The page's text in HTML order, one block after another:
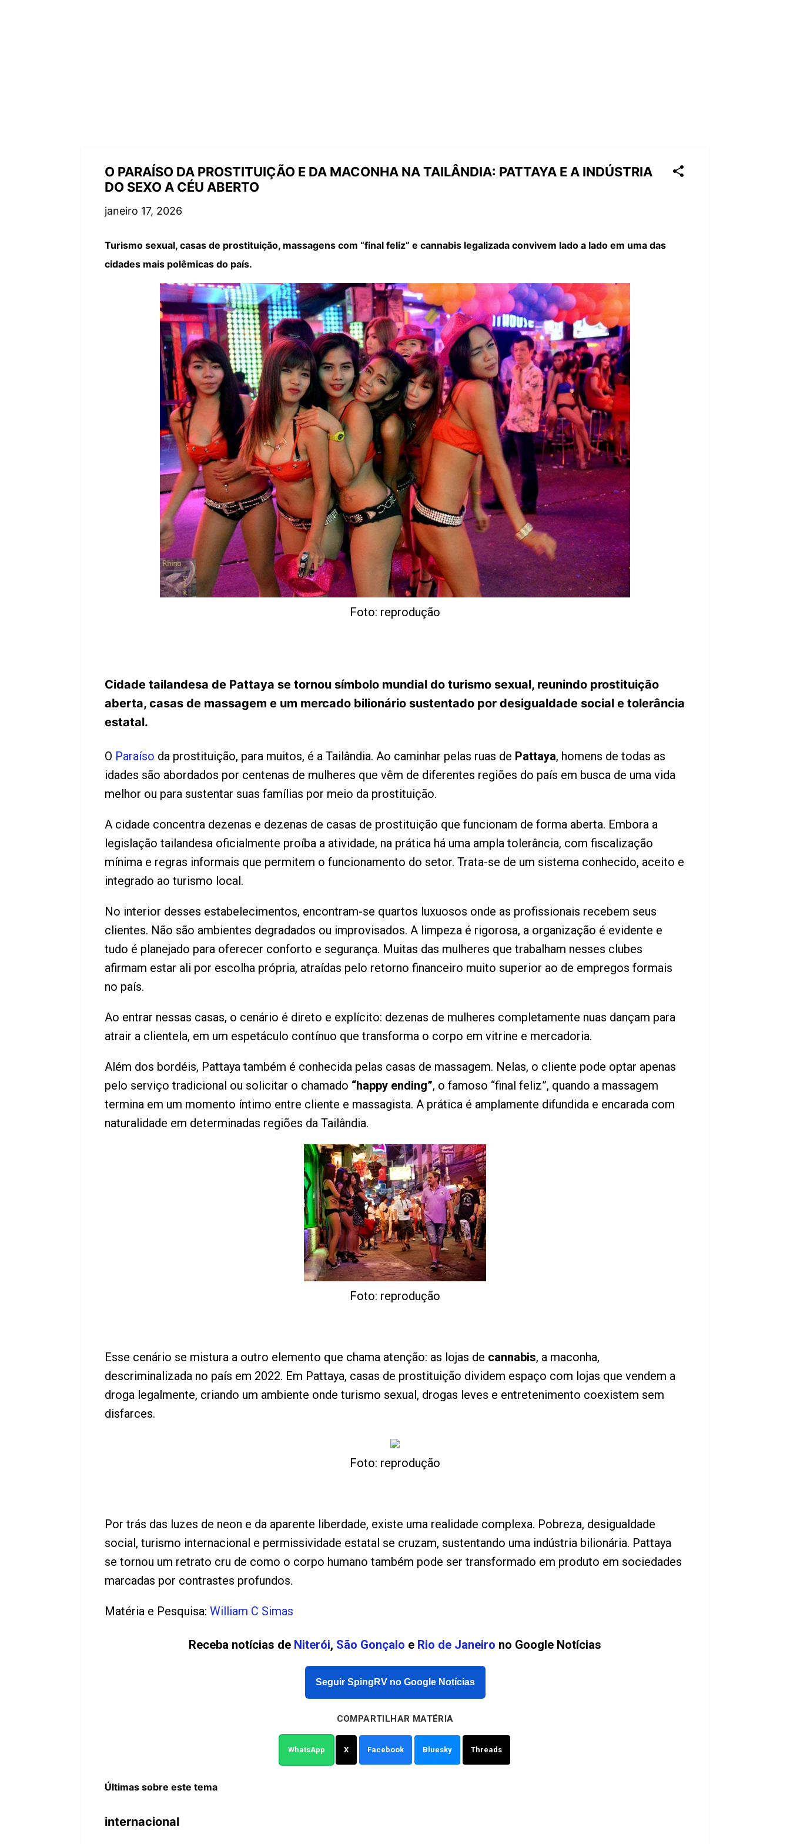
O PARAÍSO DA PROSTITUIÇÃO E DA MACONHA NA TAILÂNDIA: PATTAYA E A INDÚSTRIA
DO SEXO A CÉU ABERTO
janeiro 17, 2026
Turismo sexual, casas de prostituição, massagens com “final feliz” e cannabis legalizada convivem lado a lado em uma das
cidades mais polêmicas do país.
Foto: reprodução
Cidade tailandesa de Pattaya se tornou símbolo mundial do turismo sexual, reunindo prostituição
aberta, casas de massagem e um mercado bilionário sustentado por desigualdade social e tolerância
estatal.
O Paraíso da prostituição, para muitos, é a Tailândia. Ao caminhar pelas ruas de Pattaya, homens de todas as
idades são abordados por centenas de mulheres que vêm de diferentes regiões do país em busca de uma vida
melhor ou para sustentar suas famílias por meio da prostituição.
A cidade concentra dezenas e dezenas de casas de prostituição que funcionam de forma aberta. Embora a
legislação tailandesa oficialmente proíba a atividade, na prática há uma ampla tolerância, com fiscalização
mínima e regras informais que permitem o funcionamento do setor. Trata-se de um sistema conhecido, aceito e
integrado ao turismo local.
No interior desses estabelecimentos, encontram-se quartos luxuosos onde as profissionais recebem seus
clientes. Não são ambientes degradados ou improvisados. A limpeza é rigorosa, a organização é evidente e
tudo é planejado para oferecer conforto e segurança. Muitas das mulheres que trabalham nesses clubes
afirmam estar ali por escolha própria, atraídas pelo retorno financeiro muito superior ao de empregos formais
no país.
Ao entrar nessas casas, o cenário é direto e explícito: dezenas de mulheres completamente nuas dançam para
atrair a clientela, em um espetáculo contínuo que transforma o corpo em vitrine e mercadoria.
Além dos bordéis, Pattaya também é conhecida pelas casas de massagem. Nelas, o cliente pode optar apenas
pelo serviço tradicional ou solicitar o chamado “happy ending”, o famoso “final feliz”, quando a massagem
termina em um momento íntimo entre cliente e massagista. A prática é amplamente difundida e encarada com
naturalidade em determinadas regiões da Tailândia.
Foto: reprodução
Esse cenário se mistura a outro elemento que chama atenção: as lojas de cannabis, a maconha,
descriminalizada no país em 2022. Em Pattaya, casas de prostituição dividem espaço com lojas que vendem a
droga legalmente, criando um ambiente onde turismo sexual, drogas leves e entretenimento coexistem sem
disfarces.
Foto: reprodução
Por trás das luzes de neon e da aparente liberdade, existe uma realidade complexa. Pobreza, desigualdade
social, turismo internacional e permissividade estatal se cruzam, sustentando uma indústria bilionária. Pattaya
se tornou um retrato cru de como o corpo humano também pode ser transformado em produto em sociedades
marcadas por contrastes profundos.
Matéria e Pesquisa: William C Simas
Receba notícias de Niterói, São Gonçalo e Rio de Janeiro no Google Notícias
Seguir SpingRV no Google Notícias
COMPARTILHAR MATÉRIA
WhatsApp X Facebook Bluesky Threads
Últimas sobre este tema
internacional